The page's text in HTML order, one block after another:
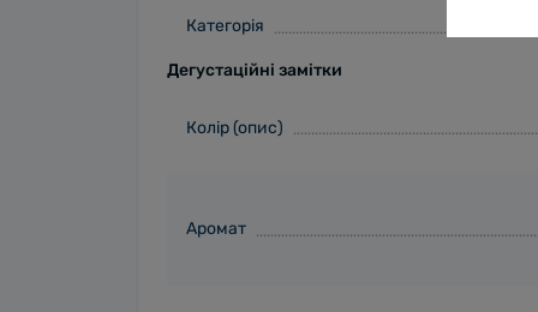
Категорія
Дегустаційні замітки
Колір (опис)
Аромат